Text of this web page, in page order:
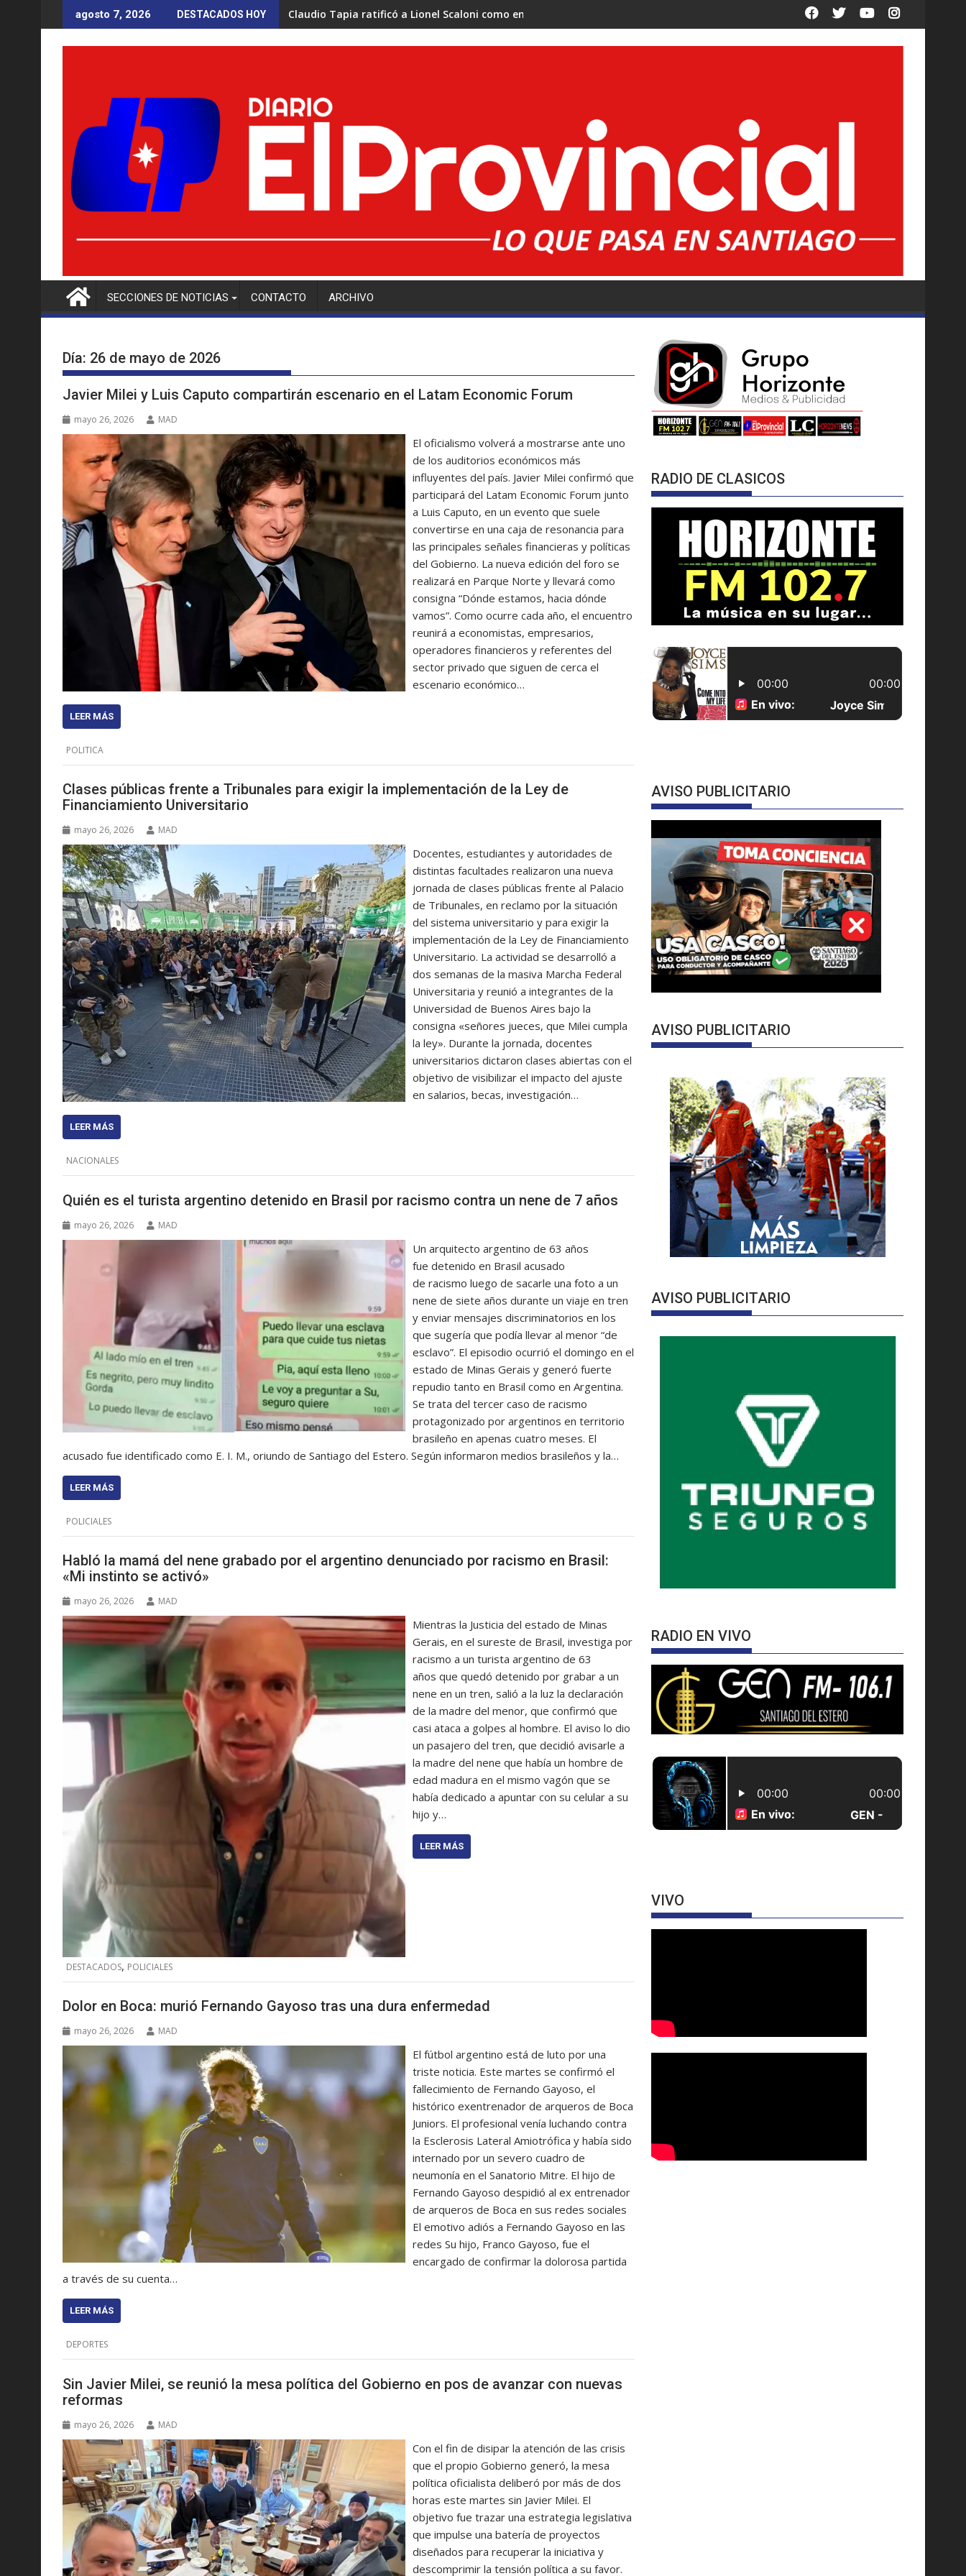
al
contenido
agosto 7, 2026 DESTACADOS HOY Claudio Tapia ratificó a Lionel Scaloni como entrenador de la Selección Argentina: "Mi plan A, B y C"
SECCIONES DE NOTICIAS CONTACTO ARCHIVO
Día: 26 de mayo de 2026
Javier Milei y Luis Caputo compartirán escenario en el Latam Economic Forum
mayo 26, 2026 MAD
El oficialismo volverá a mostrarse ante uno
de los auditorios económicos más
influyentes del país. Javier Milei confirmó que
participará del Latam Economic Forum junto
a Luis Caputo, en un evento que suele
convertirse en una caja de resonancia para
las principales señales financieras y políticas
del Gobierno. La nueva edición del foro se
realizará en Parque Norte y llevará como
consigna “Dónde estamos, hacia dónde
vamos”. Como ocurre cada año, el encuentro
reunirá a economistas, empresarios,
operadores financieros y referentes del
sector privado que siguen de cerca el
escenario económico…
LEER MÁS
POLITICA
Clases públicas frente a Tribunales para exigir la implementación de la Ley de
Financiamiento Universitario
mayo 26, 2026 MAD
Docentes, estudiantes y autoridades de
distintas facultades realizaron una nueva
jornada de clases públicas frente al Palacio
de Tribunales, en reclamo por la situación
del sistema universitario y para exigir la
implementación de la Ley de Financiamiento
Universitario. La actividad se desarrolló a
dos semanas de la masiva Marcha Federal
Universitaria y reunió a integrantes de la
Universidad de Buenos Aires bajo la
consigna «señores jueces, que Milei cumpla
la ley». Durante la jornada, docentes
universitarios dictaron clases abiertas con el
objetivo de visibilizar el impacto del ajuste
en salarios, becas, investigación…
LEER MÁS
NACIONALES
Quién es el turista argentino detenido en Brasil por racismo contra un nene de 7 años
mayo 26, 2026 MAD
Un arquitecto argentino de 63 años
fue detenido en Brasil acusado
de racismo luego de sacarle una foto a un
nene de siete años durante un viaje en tren
y enviar mensajes discriminatorios en los
que sugería que podía llevar al menor “de
esclavo”. El episodio ocurrió el domingo en el
estado de Minas Gerais y generó fuerte
repudio tanto en Brasil como en Argentina.
Se trata del tercer caso de racismo
protagonizado por argentinos en territorio
brasileño en apenas cuatro meses. El
acusado fue identificado como E. I. M., oriundo de Santiago del Estero. Según informaron medios brasileños y la…
LEER MÁS
POLICIALES
Habló la mamá del nene grabado por el argentino denunciado por racismo en Brasil:
«Mi instinto se activó»
mayo 26, 2026 MAD
Mientras la Justicia del estado de Minas
Gerais, en el sureste de Brasil, investiga por
racismo a un turista argentino de 63
años que quedó detenido por grabar a un
nene en un tren, salió a la luz la declaración
de la madre del menor, que confirmó que
casi ataca a golpes al hombre. El aviso lo dio
un pasajero del tren, que decidió avisarle a
la madre del nene que había un hombre de
edad madura en el mismo vagón que se
había dedicado a apuntar con su celular a su
hijo y…
LEER MÁS
DESTACADOS, POLICIALES
Dolor en Boca: murió Fernando Gayoso tras una dura enfermedad
mayo 26, 2026 MAD
El fútbol argentino está de luto por una
triste noticia. Este martes se confirmó el
fallecimiento de Fernando Gayoso, el
histórico exentrenador de arqueros de Boca
Juniors. El profesional venía luchando contra
la Esclerosis Lateral Amiotrófica y había sido
internado por un severo cuadro de
neumonía en el Sanatorio Mitre. El hijo de
Fernando Gayoso despidió al ex entrenador
de arqueros de Boca en sus redes sociales
El emotivo adiós a Fernando Gayoso en las
redes Su hijo, Franco Gayoso, fue el
encargado de confirmar la dolorosa partida
a través de su cuenta…
LEER MÁS
DEPORTES
Sin Javier Milei, se reunió la mesa política del Gobierno en pos de avanzar con nuevas
reformas
mayo 26, 2026 MAD
Con el fin de disipar la atención de las crisis
que el propio Gobierno generó, la mesa
política oficialista deliberó por más de dos
horas este martes sin Javier Milei. El
objetivo fue trazar una estrategia legislativa
que impulse una batería de proyectos
diseñados para recuperar la iniciativa y
descomprimir la tensión política a su favor.
RADIO DE CLASICOS
AVISO PUBLICITARIO
AVISO PUBLICITARIO
AVISO PUBLICITARIO
RADIO EN VIVO
VIVO